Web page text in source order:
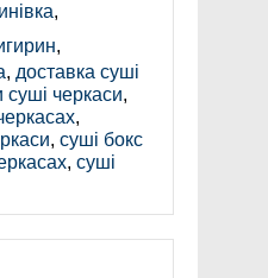
,
,
, доставка суші
суші черкаси,
,
, суші бокс
, суші